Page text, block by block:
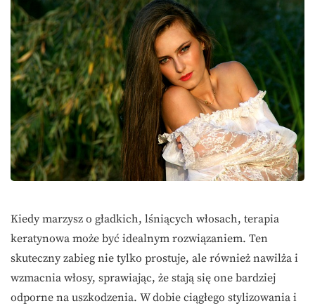
Kiedy marzysz o gładkich, lśniących włosach, terapia
keratynowa może być idealnym rozwiązaniem. Ten
skuteczny zabieg nie tylko prostuje, ale również nawilża i
wzmacnia włosy, sprawiając, że stają się one bardziej
odporne na uszkodzenia. W dobie ciągłego stylizowania i